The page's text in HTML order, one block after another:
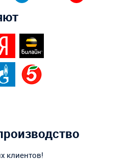
клиентов!